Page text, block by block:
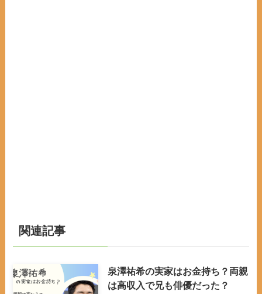
関連記事
泉澤祐希の実家はお金持ち？両親
は高収入で兄も俳優だった？